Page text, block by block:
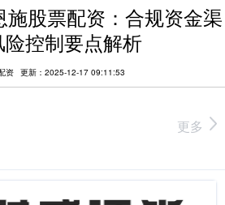
股票配资：合规资金渠
控制要点解析
资 更新：2025-12-17 09:11:53
更多